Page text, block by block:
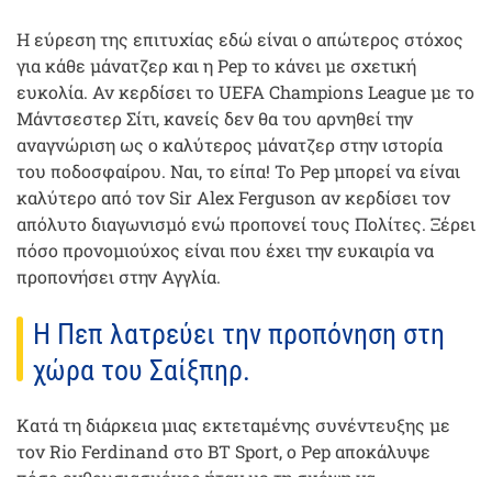
Η εύρεση της επιτυχίας εδώ είναι ο απώτερος στόχος
για κάθε μάνατζερ και η Pep το κάνει με σχετική
ευκολία. Αν κερδίσει το UEFA Champions League με το
Μάντσεστερ Σίτι, κανείς δεν θα του αρνηθεί την
αναγνώριση ως ο καλύτερος μάνατζερ στην ιστορία
του ποδοσφαίρου. Ναι, το είπα! Το Pep μπορεί να είναι
καλύτερο από τον Sir Alex Ferguson αν κερδίσει τον
απόλυτο διαγωνισμό ενώ προπονεί τους Πολίτες. Ξέρει
πόσο προνομιούχος είναι που έχει την ευκαιρία να
προπονήσει στην Αγγλία.
Η Πεπ λατρεύει την προπόνηση στη
χώρα του Σαίξπηρ.
Κατά τη διάρκεια μιας εκτεταμένης συνέντευξης με
τον Rio Ferdinand στο BT Sport, ο Pep αποκάλυψε